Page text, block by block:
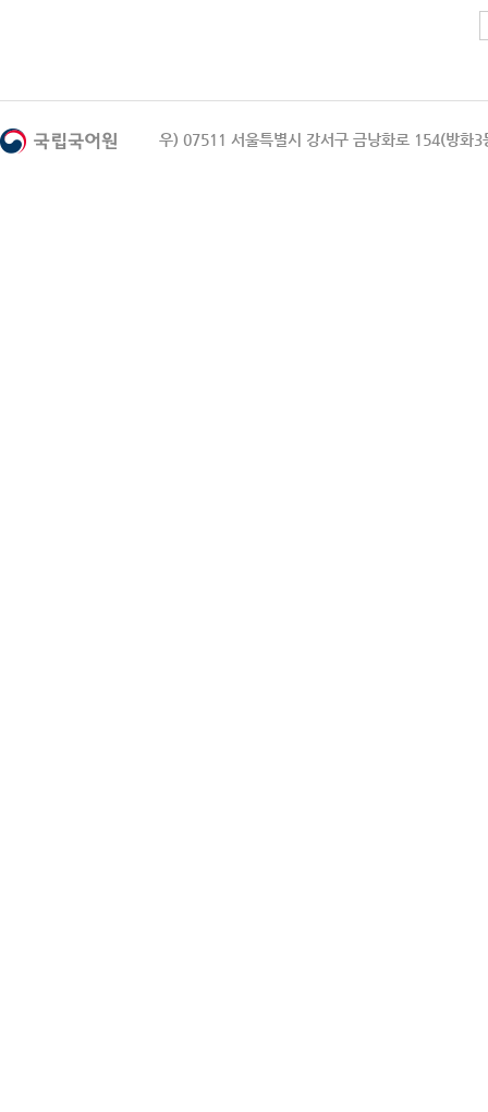
우) 07511 서울특별시 강서구 금낭화로 154(방화3